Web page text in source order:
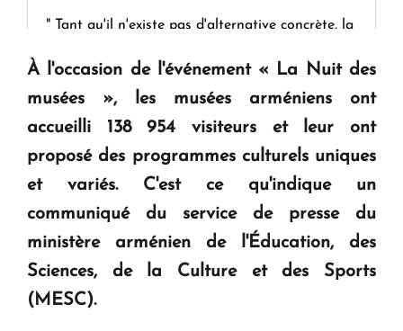
" Tant qu'il n'existe pas d'alternative concrète, la
KASA : 30 ans d'audace, de résilience et d'avenir
en Arménie
Le premier hôtel Hyatt Regency d'Arménie
ouvrira ses portes à Dilijan
À l'occasion de l'événement « La Nuit des
musées », les musées arméniens ont
accueilli 138 954 visiteurs et leur ont
proposé des programmes culturels uniques
et variés. C'est ce qu'indique un
communiqué du service de presse du
ministère arménien de l'Éducation, des
Sciences, de la Culture et des Sports
(MESC).